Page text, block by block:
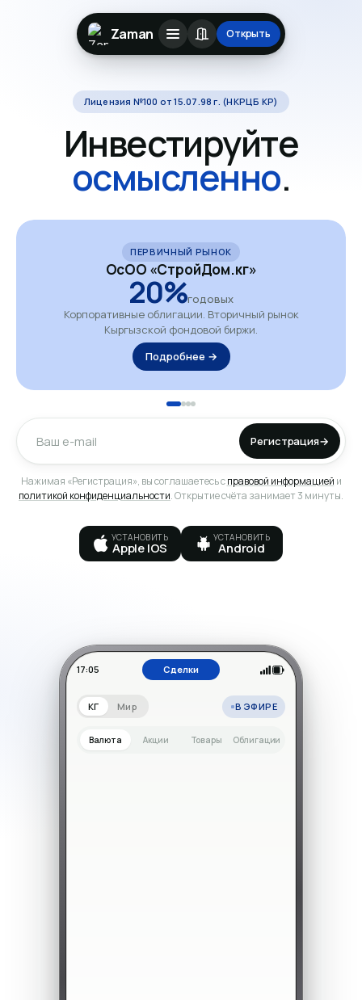
Zaman Открыть
Лицензия №100 от 15.07.98 г. (НКРЦБ КР)
Инвестируйте
осмысленно.
ПЕРВИЧНЫЙ РЫНОК
ОсОО «СтройДом.кг»
20%годовых
Корпоративные облигации. Вторичный рынок
Кыргызской фондовой биржи.
Подробнее →
Регистрация→
Нажимая «Регистрация», вы соглашаетесь справовой информацией и
политикой конфиденциальности. Открытие счёта занимает 3 минуты.
УСТАНОВИТЬ
Apple IOS
УСТАНОВИТЬ
Android
17:05 Сделки
КГ Мир В ЭФИРЕ
Валюта Акции Товары Облигации